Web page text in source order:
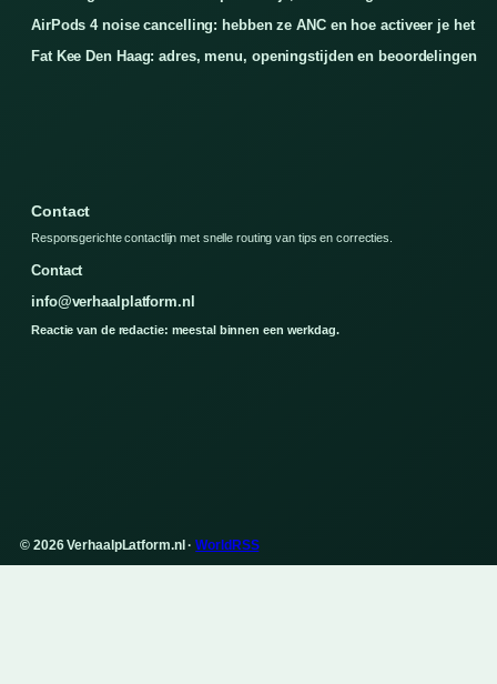
AirPods 4 noise cancelling: hebben ze ANC en hoe activeer je het
Fat Kee Den Haag: adres, menu, openingstijden en beoordelingen
Contact
Responsgerichte contactlijn met snelle routing van tips en correcties.
Contact
info@verhaalplatform.nl
Reactie van de redactie: meestal binnen een werkdag.
© 2026 VerhaalpLatform.nl ·WorldRSS